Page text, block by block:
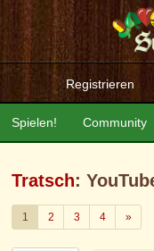
Registrieren
Community
Spielen!
Tratsch:
1 2 3 4 »